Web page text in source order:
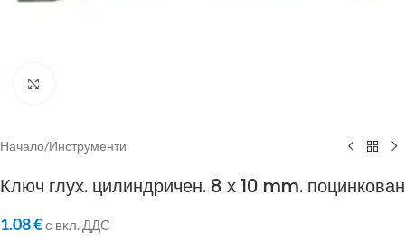
Начало/Инструменти
Ключ глух. цилиндричен. 8 х 10 mm. поцинкован
1.08€с вкл. ДДС